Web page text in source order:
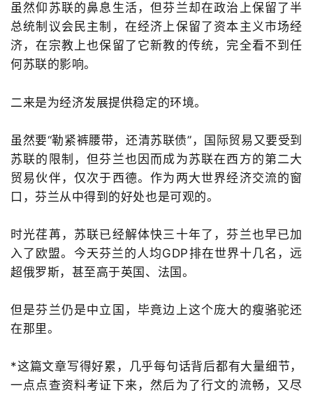
虽然仰苏联的鼻息生活，但芬兰却在政治上保留了半
总统制议会民主制，在经济上保留了资本主义市场经
济，在宗教上也保留了它新教的传统，完全看不到任
何苏联的影响。
二来是为经济发展提供稳定的环境。
虽然要“勒紧裤腰带，还清苏联债”，国际贸易又要受到
苏联的限制，但芬兰也因而成为苏联在西方的第二大
贸易伙伴，仅次于西德。作为两大世界经济交流的窗
口，芬兰从中得到的好处也是可观的。
时光荏苒，苏联已经解体快三十年了，芬兰也早已加
入了欧盟。今天芬兰的人均GDP排在世界十几名，远
超俄罗斯，甚至高于英国、法国。
但是芬兰仍是中立国，毕竟边上这个庞大的瘦骆驼还
在那里。
*这篇文章写得好累，几乎每句话背后都有大量细节，
一点点查资料考证下来，然后为了行文的流畅，又尽